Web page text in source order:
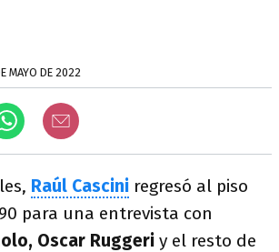
MAYO DE 2022
Raúl Cascini regresó al piso
para una entrevista con
Oscar Ruggeri y el resto de